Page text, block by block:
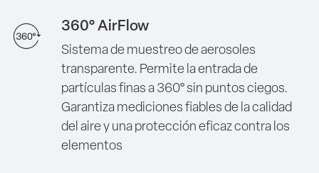
360° AirFlow
Sistema de muestreo de aerosoles
transparente. Permite la entrada de
partículas finas a 360° sin puntos ciegos.
Garantiza mediciones fiables de la calidad
del aire y una protección eficaz contra los
elementos